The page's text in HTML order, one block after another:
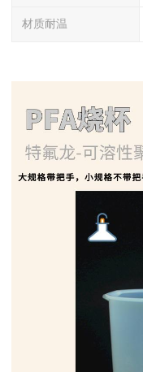
材质耐温